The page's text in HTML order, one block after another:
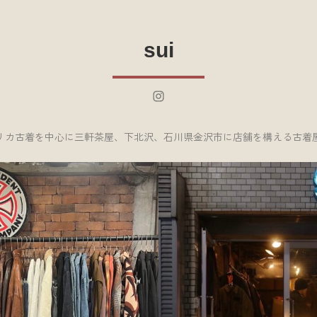
sui
Instagram
カ古着を中心に三軒茶屋、下北沢、石川県金沢市に店舗を構える古着